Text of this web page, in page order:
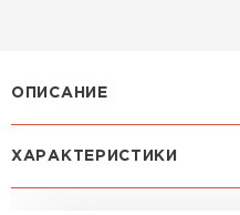
ОПИСАНИЕ
Биполь получают путем
ХАРАКТЕРИСТИКИ